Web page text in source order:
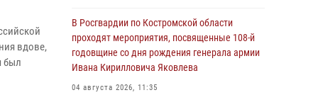
вдове,
был
В Росгвардии по Костромской области
проходят мероприятия, посвященные 108-й
годовщине со дня рождения генерала армии
Ивана Кирилловича Яковлева
04 августа 2026, 11:35